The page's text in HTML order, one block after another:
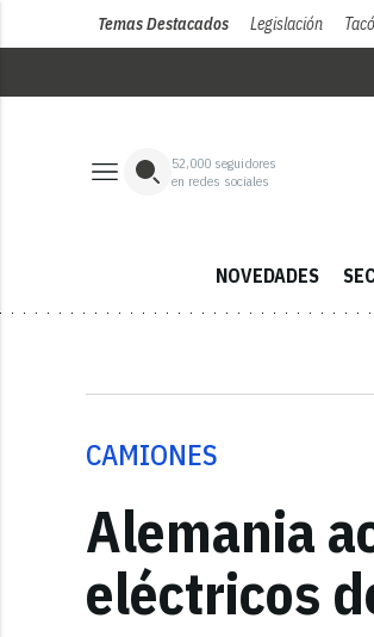
Temas Destacados Legislación
52,000 seguidores
en redes sociales
NOVEDADES
CAMIONES
Alemania
eléctricos